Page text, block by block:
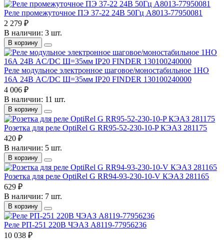
Реле промежуточное ПЭ 37-22 24В 50Гц A8013-77950081
2 279 ₽
В наличии: 3 шт.
В корзину
Реле модульное электронное шаговое/моностабильное 1НО
16А 24В AC/DC Ш=35мм IP20 FINDER 130100240000
4 006 ₽
В наличии: 11 шт.
В корзину
Розетка для реле OptiRel G RR95-52-230-10-P КЭАЗ 281175
420 ₽
В наличии: 5 шт.
В корзину
Розетка для реле OptiRel G RR94-93-230-10-V КЭАЗ 281165
629 ₽
В наличии: 7 шт.
В корзину
Реле РП-251 220В ЧЭАЗ A8119-77956236
10 038 ₽